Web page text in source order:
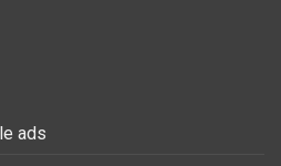
ads